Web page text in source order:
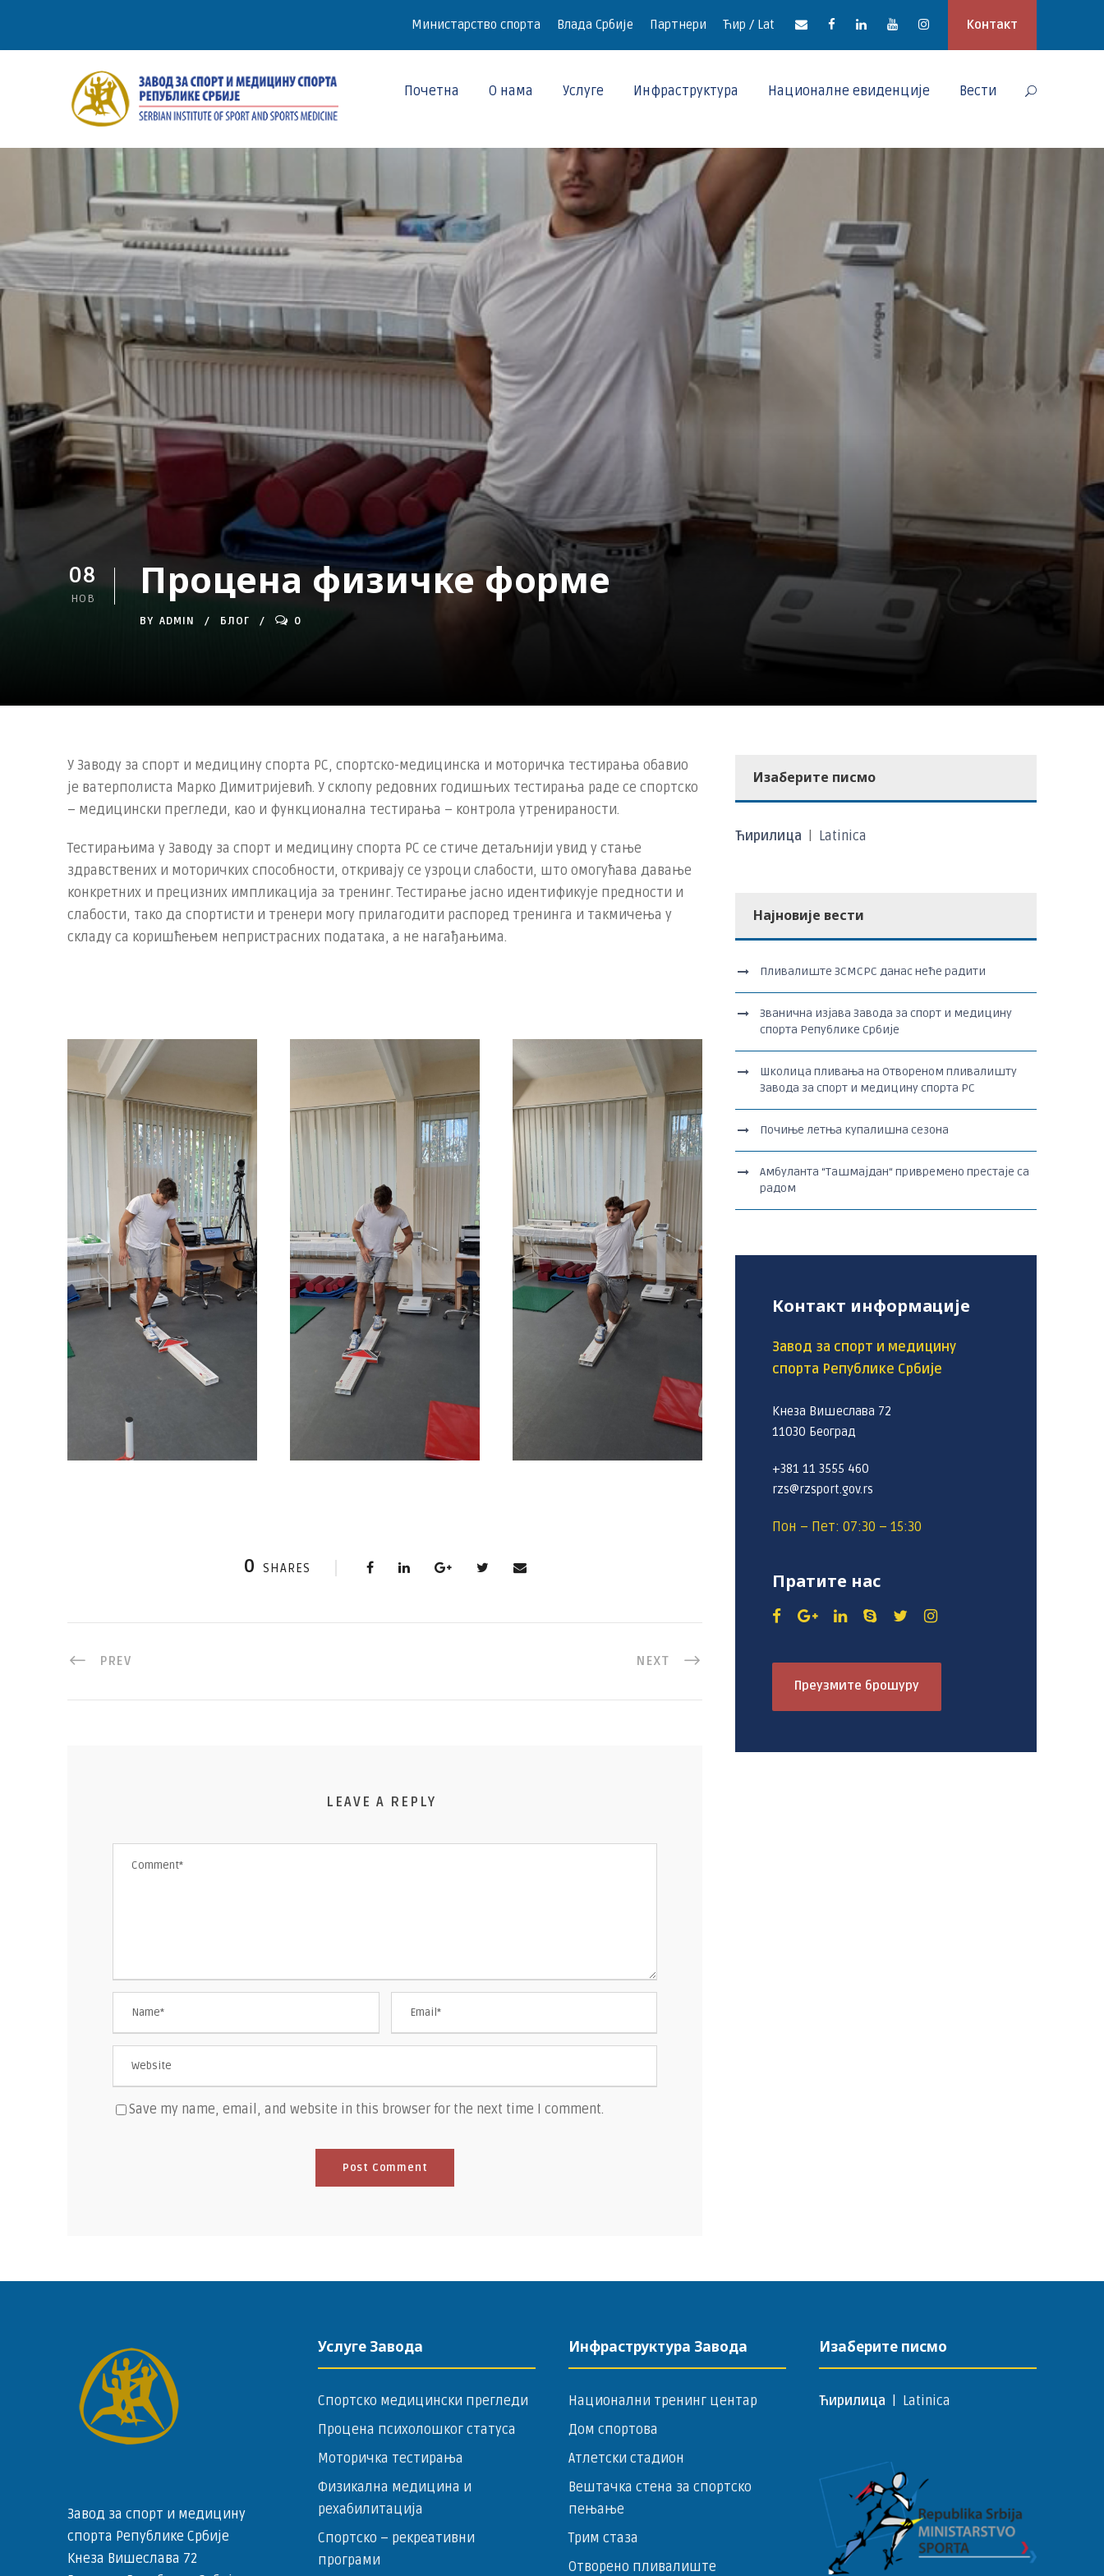
Министарство спорта Влада Србије Партнери Ћир / Lat Контакт
Почетна О нама Услуге Инфраструктура Националне евиденције Вести
08
НОВ Процена физичке форме
BY ADMIN БЛОГ 0
У Заводу за спорт и медицину спорта РС, спортско-медицинска и моторичка тестирања обавио
је ватерполиста Марко Димитријевић. У склопу редовних годишњих тестирања раде се спортско
– медицински прегледи, као и функционална тестирања – контрола утренираности.
Тестирањима у Заводу за спорт и медицину спорта РС се стиче детаљнији увид у стање
здравствених и моторичких способности, откривају се узроци слабости, што омогућава давање
конкретних и прецизних импликација за тренинг. Тестирање јасно идентификује предности и
слабости, тако да спортисти и тренери могу прилагодити распоред тренинга и такмичења у
складу са коришћењем непристрасних података, а не нагађањима.
0 SHARES
PREV NEXT
LEAVE A REPLY
Save my name, email, and website in this browser for the next time I comment.
Изаберите писмо
Ћирилица Latinica
Најновије вести
Пливалиште ЗСМСРС данас неће радити
Званична изјава Завода за спорт и медицину
спорта Републике Србије
Школица пливања на Отвореном пливалишту
Завода за спорт и медицину спорта РС
Почиње летња купалишна сезона
Амбуланта “Ташмајдан“ привремено престаје са
радом
Контакт информације
Завод за спорт и медицину
спорта Републике Србије
Кнеза Вишеслава 72
11030 Београд
+381 11 3555 460
rzs@rzsport.gov.rs
Пон – Пет: 07:30 – 15:30
Пратите нас
Преузмите брошуру
Завод за спорт и медицину
спорта Републике Србије
Кнеза Вишеслава 72
Услуге Завода
Спортско медицински прегледи
Процена психолошког статуса
Моторичка тестирања
Физикална медицина и
рехабилитација
Спортско – ­рекреативни
програми
Инфраструктура Завода
Национални тренинг центар
Дом спортова
Атлетски стадион
Вештачка стена за спортско
пењање
Трим стаза
Отворено пливалиште
Изаберите писмо
Ћирилица Latinica